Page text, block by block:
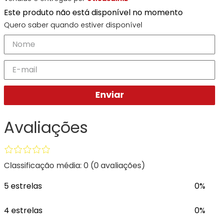
Ban
Todas
as
Marcas
Marcas
Exclusivas
Dii
Collection
DNZ
Todas
Miu
Polaroid
Todas
as
Marcas
Exclusivas
Collection
Hit
Totas
Bulget
Todas
Marcas
Marcas
Exclusivas
Dii
Collection
Hit
Todas
Unissex
Marcas
Dii
Collection
Hit
Ono
Este produto não está disponível no momento
Quero saber quando estiver disponível
Enviar
Avaliações
Classificação média: 0 (0 avaliações)
5 estrelas
0%
4 estrelas 0%